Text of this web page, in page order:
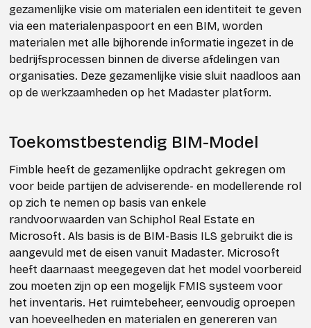
gezamenlijke visie om materialen een identiteit te geven
via een materialenpaspoort en een BIM, worden
materialen met alle bijhorende informatie ingezet in de
bedrijfsprocessen binnen de diverse afdelingen van
organisaties. Deze gezamenlijke visie sluit naadloos aan
op de werkzaamheden op het Madaster platform.
Toekomstbestendig BIM-Model
Fimble heeft de gezamenlijke opdracht gekregen om
voor beide partijen de adviserende- en modellerende rol
op zich te nemen op basis van enkele
randvoorwaarden van Schiphol Real Estate en
Microsoft. Als basis is de BIM-Basis ILS gebruikt die is
aangevuld met de eisen vanuit Madaster. Microsoft
heeft daarnaast meegegeven dat het model voorbereid
zou moeten zijn op een mogelijk FMIS systeem voor
het inventaris. Het ruimtebeheer, eenvoudig oproepen
van hoeveelheden en materialen en genereren van